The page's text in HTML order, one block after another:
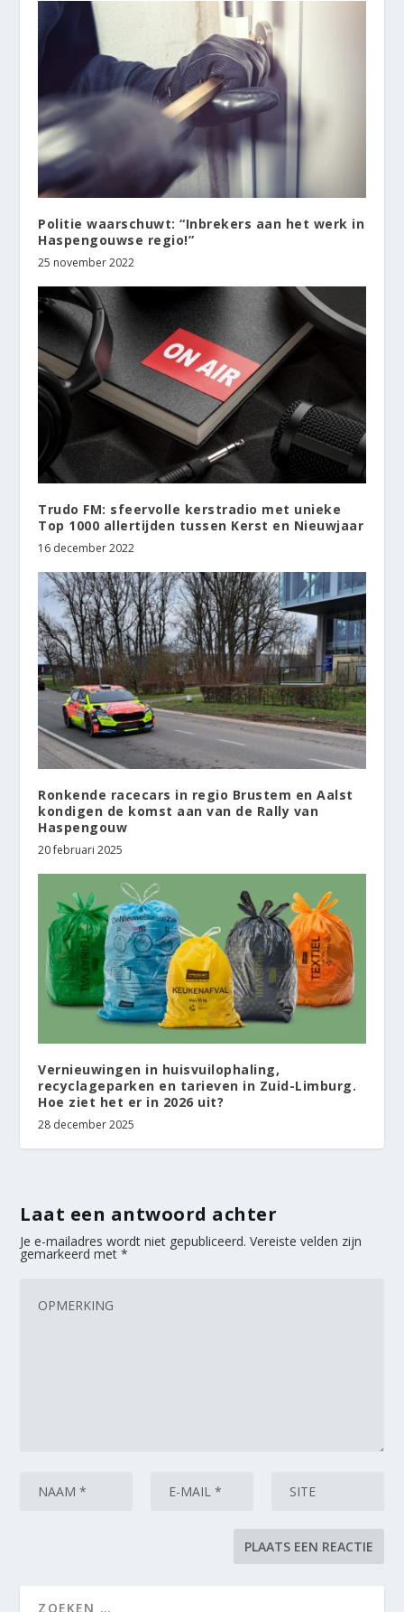
Politie waarschuwt: “Inbrekers aan het werk in
Haspengouwse regio!”
25 november 2022
Trudo FM: sfeervolle kerstradio met unieke
Top 1000 allertijden tussen Kerst en Nieuwjaar
16 december 2022
Ronkende racecars in regio Brustem en Aalst
kondigen de komst aan van de Rally van
Haspengouw
20 februari 2025
Vernieuwingen in huisvuilophaling,
recyclageparken en tarieven in Zuid-Limburg.
Hoe ziet het er in 2026 uit?
28 december 2025
Laat een antwoord achter
Je e-mailadres wordt niet gepubliceerd. Vereiste velden zijn
gemarkeerd met*